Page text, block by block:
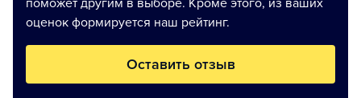
поможет другим в выборе. Кроме этого, из ваших
оценок формируется наш рейтинг.
Оставить отзыв